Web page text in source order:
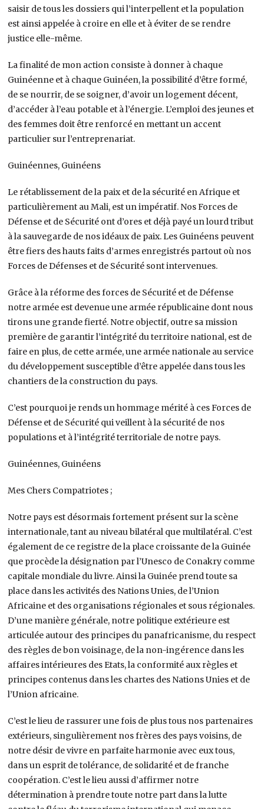
saisir de tous les dossiers qui l’interpellent et la population
est ainsi appelée à croire en elle et à éviter de se rendre
justice elle-même.
La finalité de mon action consiste à donner à chaque
Guinéenne et à chaque Guinéen, la possibilité d’être formé,
de se nourrir, de se soigner, d’avoir un logement décent,
d’accéder à l’eau potable et à l’énergie. L’emploi des jeunes et
des femmes doit être renforcé en mettant un accent
particulier sur l’entreprenariat.
Guinéennes, Guinéens
Le rétablissement de la paix et de la sécurité en Afrique et
particulièrement au Mali, est un impératif. Nos Forces de
Défense et de Sécurité ont d’ores et déjà payé un lourd tribut
à la sauvegarde de nos idéaux de paix. Les Guinéens peuvent
être fiers des hauts faits d’armes enregistrés partout où nos
Forces de Défenses et de Sécurité sont intervenues.
Grâce à la réforme des forces de Sécurité et de Défense
notre armée est devenue une armée républicaine dont nous
tirons une grande fierté. Notre objectif, outre sa mission
première de garantir l’intégrité du territoire national, est de
faire en plus, de cette armée, une armée nationale au service
du développement susceptible d’être appelée dans tous les
chantiers de la construction du pays.
C’est pourquoi je rends un hommage mérité à ces Forces de
Défense et de Sécurité qui veillent à la sécurité de nos
populations et à l’intégrité territoriale de notre pays.
Guinéennes, Guinéens
Mes Chers Compatriotes ;
Notre pays est désormais fortement présent sur la scène
internationale, tant au niveau bilatéral que multilatéral. C’est
également de ce registre de la place croissante de la Guinée
que procède la désignation par l’Unesco de Conakry comme
capitale mondiale du livre. Ainsi la Guinée prend toute sa
place dans les activités des Nations Unies, de l’Union
Africaine et des organisations régionales et sous régionales.
D’une manière générale, notre politique extérieure est
articulée autour des principes du panafricanisme, du respect
des règles de bon voisinage, de la non-ingérence dans les
affaires intérieures des Etats, la conformité aux règles et
principes contenus dans les chartes des Nations Unies et de
l’Union africaine.
C’est le lieu de rassurer une fois de plus tous nos partenaires
extérieurs, singulièrement nos frères des pays voisins, de
notre désir de vivre en parfaite harmonie avec eux tous,
dans un esprit de tolérance, de solidarité et de franche
coopération. C’est le lieu aussi d’affirmer notre
détermination à prendre toute notre part dans la lutte